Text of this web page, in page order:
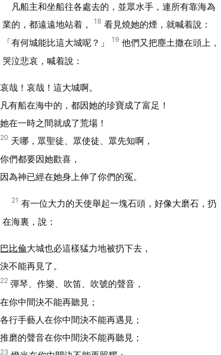
凡船主和坐船往各處去的，並眾水手，連所有靠海為
業的，都遠遠地站着，
18 看見燒她的煙，就喊着說：
「有何城能比這大城呢？」
19 他們又把塵土撒在頭上，
哭泣悲哀，喊着說：
哀哉！哀哉！這大城啊。
凡有船在海中的，都因她的珍寶成了富足！
她在一時之間就成了荒場！
20 天哪，眾聖徒、眾使徒、眾先知啊，
你們都要因她歡喜，
因為神已經在她身上伸了你們的冤。
21 有一位大力的天使舉起一塊石頭，好像大磨石，扔
在海裏，說：
巴比倫大城也必這樣猛力地被扔下去，
決不能再見了。
22 彈琴、作樂、吹笛、吹號的聲音，
在你中間決不能再聽見；
各行手藝人在你中間決不能再遇見；
推磨的聲音在你中間決不能再聽見；
23